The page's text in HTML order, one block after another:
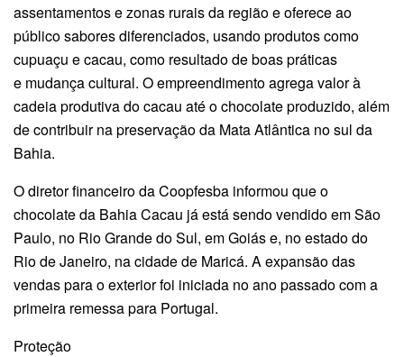
assentamentos e zonas rurais da região e oferece ao
público sabores diferenciados, usando produtos como
cupuaçu e cacau, como resultado de boas práticas
e mudança cultural. O empreendimento agrega valor à
cadeia produtiva do cacau até o chocolate produzido, além
de contribuir na preservação da Mata Atlântica no sul da
Bahia.
O diretor financeiro da Coopfesba informou que o
chocolate da Bahia Cacau já está sendo vendido em São
Paulo, no Rio Grande do Sul, em Goiás e, no estado do
Rio de Janeiro, na cidade de Maricá. A expansão das
vendas para o exterior foi iniciada no ano passado com a
primeira remessa para Portugal.
Proteção